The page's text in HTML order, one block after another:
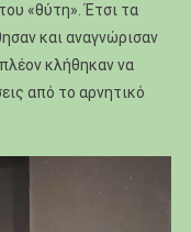
«θύτη». Έτσι τα
και αναγνώρισαν
κλήθηκαν να
από το αρνητικό